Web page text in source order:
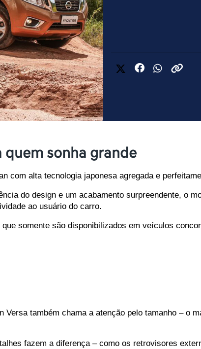
quem sonha grande
com alta tecnologia japonesa agregada e
do design e um acabamento surpreendente, o
ao usuário do carro.
somente são disponibilizados em veículos
Versa também chama a atenção pelo tamanho – o
fazem a diferença – como os retrovisores